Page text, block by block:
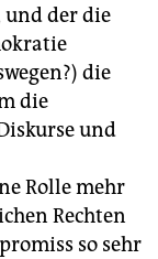
der die
die
die
und
Rolle mehr
Rechten
so sehr